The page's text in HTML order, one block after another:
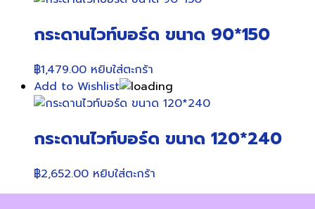
กระดานไวท์บอร์ด ขนาด 90*150
฿1,479.00 หยิบใส่ตะกร้า
Add to Wishlist
กระดานไวท์บอร์ด ขนาด 120*240
฿2,652.00 หยิบใส่ตะกร้า